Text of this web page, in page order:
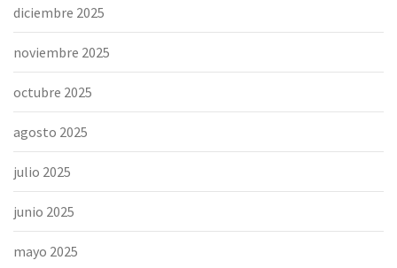
diciembre 2025
noviembre 2025
octubre 2025
agosto 2025
julio 2025
junio 2025
mayo 2025